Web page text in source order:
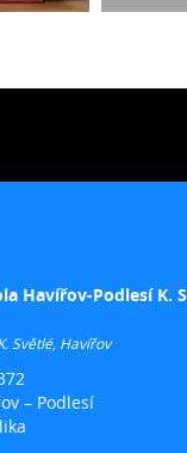
Havířov-Podlesí K.
Světlé, Havířov
– Podlesí